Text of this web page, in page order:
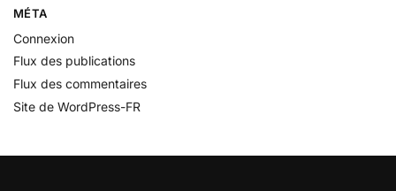
MÉTA
Connexion
Flux des publications
Flux des commentaires
Site de WordPress-FR